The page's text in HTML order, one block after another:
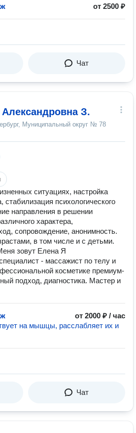
от 2500 ₽
Чат
З.
Муниципальный округ № 78
ситуациях, настройка
психологического
направления в решении
характера,
сопровождение, анонимность.
в том числе и с детьми.
зовут Елена Я
- массажист по телу и
косметике премиум-
подход, диагностика. Мастер и
от 2000 ₽ / час
на мышцы, расслабляет их и
Чат